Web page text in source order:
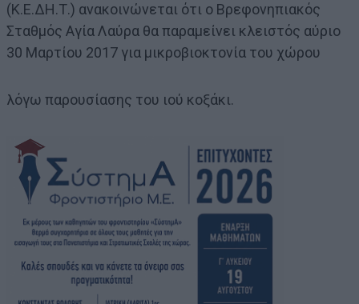
(Κ.Ε.ΔΗ.Τ.) ανακοινώνεται ότι ο Βρεφονηπιακός
Σταθμός Αγία Λαύρα θα παραμείνει κλειστός αύριο
30 Μαρτίου 2017 για μικροβιοκτονία του χώρου
λόγω παρουσίασης του ιού κοξάκι.